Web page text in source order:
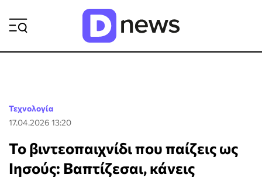
Τεχνολογία
17.04.2026 13:20
Το βιντεοπαιχνίδι που παίζεις ως
Ιησούς: Βαπτίζεσαι, κάνεις